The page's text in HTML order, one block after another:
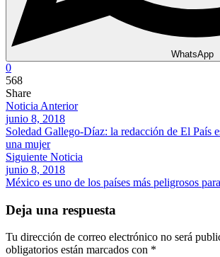
WhatsApp
0
568
Share
Noticia Anterior
junio 8, 2018
Soledad Gallego-Díaz: la redacción de El País
una mujer
Siguiente Noticia
junio 8, 2018
México es uno de los países más peligrosos
Deja una respuesta
Tu dirección de correo electrónico no será
obligatorios están marcados con *